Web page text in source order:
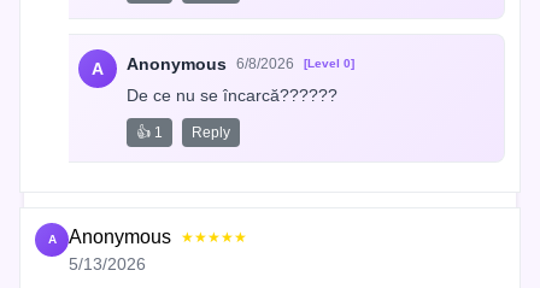
A Anonymous 6/8/2026 [Level 0]
De ce nu se încarcă??????
👍 1 Reply
A Anonymous ★★★★★
5/13/2026